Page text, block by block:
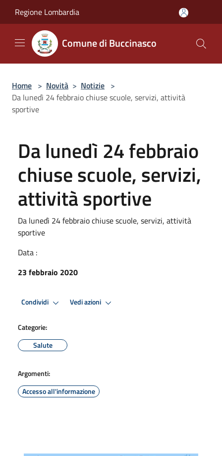
Regione Lombardia
Comune di Buccinasco
Home > Novità > Notizie >
Da lunedì 24 febbraio chiuse scuole, servizi, attività
sportive
Da lunedì 24 febbraio
chiuse scuole, servizi,
attività sportive
Da lunedì 24 febbraio chiuse scuole, servizi, attività
sportive
Data :
23 febbraio 2020
Condividi Vedi azioni
Categorie:
Salute
Argomenti:
Accesso all'informazione